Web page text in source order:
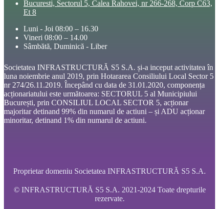
Bucuresti, Sectorul 5, Calea Rahovei, nr 266-268, Corp C63,
Et 8
Luni - Joi 08:00 – 16.30
Vineri 08:00 – 14.00
Sâmbătă, Duminică - Liber
Societatea INFRASTRUCTURĂ S5 S.A. și-a inceput activitatea în
luna noiembrie anul 2019, prin Hotararea Consiliului Local Sector 5
nr 274/26.11.2019. Începând cu data de 31.01.2020, componența
acționariatului este următoarea: SECTORUL 5 al Municipiului
București, prin CONSILIUL LOCAL SECTOR 5, acționar
majoritar detinand 99% din numarul de actiuni – și ADU acționar
minoritar, detinand 1% din numarul de actiuni.
Proprietar domeniu Societatea INFRASTRUCTURĂ S5 S.A.
© INFRASTRUCTURĂ S5 S.A. 2021-2024 Toate drepturile
rezervate.